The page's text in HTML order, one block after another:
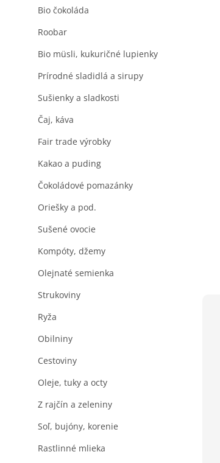
Bio čokoláda
Roobar
Bio müsli, kukuričné lupienky
Prírodné sladidlá a sirupy
Sušienky a sladkosti
Čaj, káva
Fair trade výrobky
Kakao a puding
Čokoládové pomazánky
Oriešky a pod.
Sušené ovocie
Kompóty, džemy
Olejnaté semienka
Strukoviny
Ryža
Obilniny
Cestoviny
Oleje, tuky a octy
Z rajčín a zeleniny
Soľ, bujóny, korenie
Rastlinné mlieka